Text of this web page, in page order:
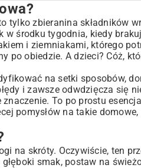
zbieranina składników
środku tygodnia, kiedy
i ziemniakami, którego
po obiedzie. A dzieci? Cóż,
na setki sposobów,
i zawsze odwdzięcza się
To po prostu
pomysłów na takie domowe,
na skróty. Oczywiście, ten
smak, postaw na